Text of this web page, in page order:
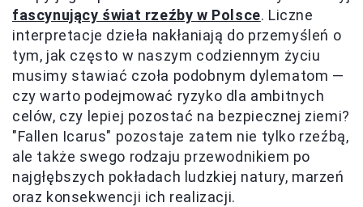
fascynujący świat rzeźby w Polsce. Liczne
interpretacje dzieła nakłaniają do przemyśleń o
tym, jak często w naszym codziennym życiu
musimy stawiać czoła podobnym dylematom —
czy warto podejmować ryzyko dla ambitnych
celów, czy lepiej pozostać na bezpiecznej ziemi?
"Fallen Icarus" pozostaje zatem nie tylko rzeźbą,
ale także swego rodzaju przewodnikiem po
najgłębszych pokładach ludzkiej natury, marzeń
oraz konsekwencji ich realizacji.